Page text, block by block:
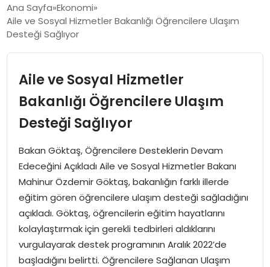
GÜNDEM
İDEAL SPOR
YAŞAM
MAGAZIN
SAĞLIK
SOSYAL HABER
Ana Sayfa Ekonomi
Aile ve Sosyal Hizmetler Bakanlığı Öğrencilere Ulaşım
Desteği Sağlıyor
Aile ve Sosyal Hizmetler
Bakanlığı Öğrencilere Ulaşım
Desteği Sağlıyor
Bakan Göktaş, Öğrencilere Desteklerin Devam
Edeceğini Açıkladı Aile ve Sosyal Hizmetler Bakanı
Mahinur Özdemir Göktaş, bakanlığın farklı illerde
eğitim gören öğrencilere ulaşım desteği sağladığını
açıkladı. Göktaş, öğrencilerin eğitim hayatlarını
kolaylaştırmak için gerekli tedbirleri aldıklarını
vurgulayarak destek programının Aralık 2022’de
başladığını belirtti. Öğrencilere Sağlanan Ulaşım